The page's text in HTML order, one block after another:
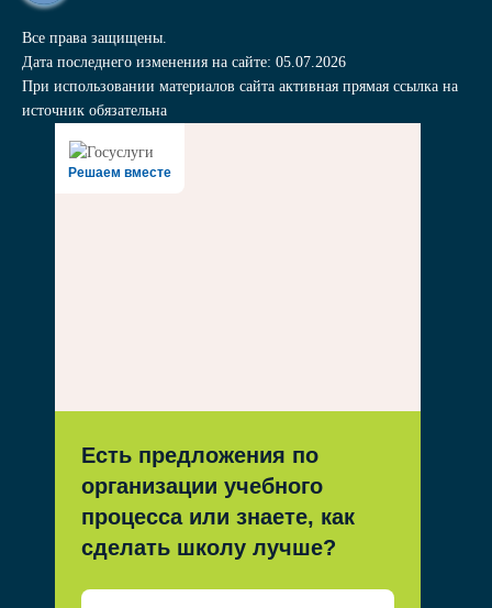
Все права защищены.
Дата последнего изменения на сайте: 05.07.2026
При использовании материалов сайта активная прямая ссылка на
источник обязательна
Решаем вместе
Есть предложения по
организации учебного
процесса или знаете, как
сделать школу лучше?